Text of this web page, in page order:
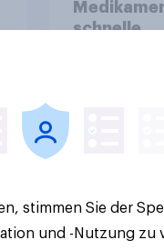
schnelle
Artikel
stimmen Sie der
und -Nutzung zu